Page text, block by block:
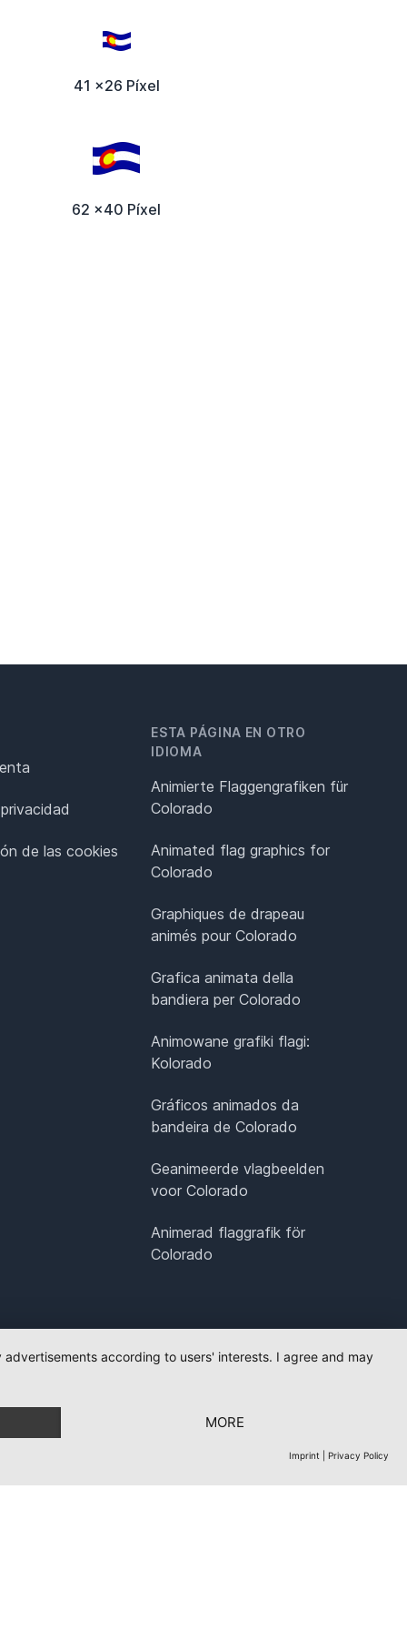
41 x26 Píxel
62 x40 Píxel
de las cookies
ESTA PÁGINA EN OTRO
IDIOMA
Animierte Flaggengrafiken für
Colorado
Animated flag graphics for
Colorado
Graphiques de drapeau
animés pour Colorado
Grafica animata della
bandiera per Colorado
Animowane grafiki flagi:
Kolorado
Gráficos animados da
bandeira de Colorado
Geanimeerde vlagbeelden
voor Colorado
Animerad flaggrafik för
Colorado
according to users' interests. I agree and may
MORE
Imprint Privacy Policy